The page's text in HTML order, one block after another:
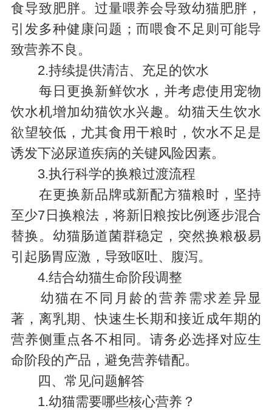
食导致肥胖。过量喂养会导致幼猫肥胖，
引发多种健康问题；而喂食不足则可能导
致营养不良。
2.持续提供清洁、充足的饮水
每日更换新鲜饮水，并考虑使用宠物
饮水机增加幼猫饮水兴趣。幼猫天生饮水
欲望较低，尤其食用干粮时，饮水不足是
诱发下泌尿道疾病的关键风险因素。
3.执行科学的换粮过渡流程
在更换新品牌或新配方猫粮时，坚持
至少7日换粮法，将新旧粮按比例逐步混合
替换。幼猫肠道菌群稳定，突然换粮极易
引起肠胃应激，导致呕吐、腹泻。
4.结合幼猫生命阶段调整
幼猫在不同月龄的营养需求差异显
著，离乳期、快速生长期和接近成年期的
营养侧重点各不相同。请务必选择对应生
命阶段的产品，避免营养错配。
四、常见问题解答
1.幼猫需要哪些核心营养？